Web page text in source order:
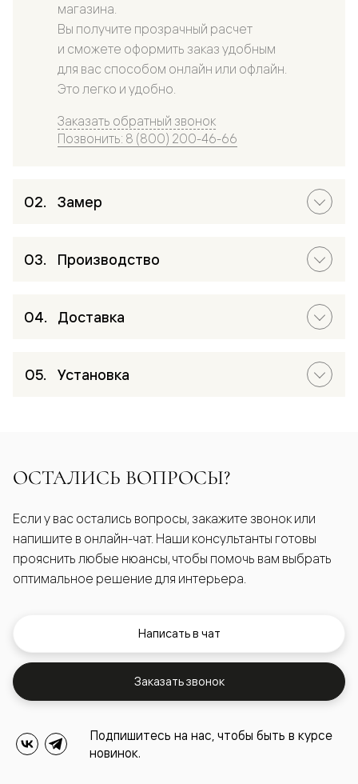
магазина.
Вы получите прозрачный расчет
и сможете оформить заказ удобным
для вас способом онлайн или офлайн.
Это легко и удобно.
Заказать обратный звонок
Позвонить: 8 (800) 200-46-66
Замер
Производство
Доставка
Установка
ОСТАЛИСЬ ВОПРОСЫ?
Если у вас остались вопросы, закажите звонок или
напишите в онлайн-чат. Наши консультанты готовы
прояснить любые нюансы, чтобы помочь вам выбрать
оптимальное решение для интерьера.
Написать в чат
Заказать звонок
Подпишитесь на нас, чтобы быть в курсе
новинок.